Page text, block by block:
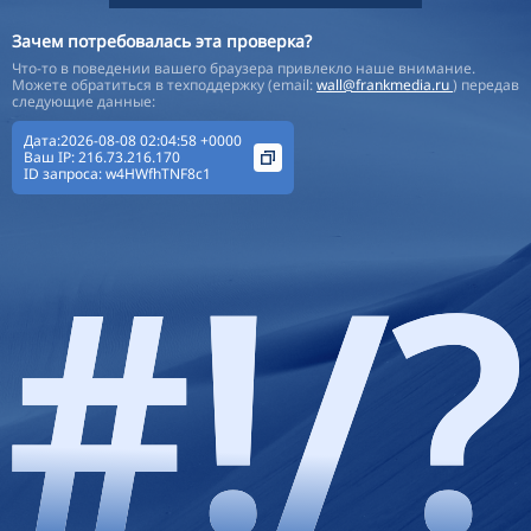
Зачем потребовалась эта проверка?
Что-то в поведении вашего браузера привлекло наше внимание.
Можете обратиться в техподдержку (email:wall@frankmedia.ru) передав
следующие данные:
Дата:2026-08-08 02:04:58 +0000
Ваш IP:216.73.216.170
ID запроса:w4HWfhTNF8c1